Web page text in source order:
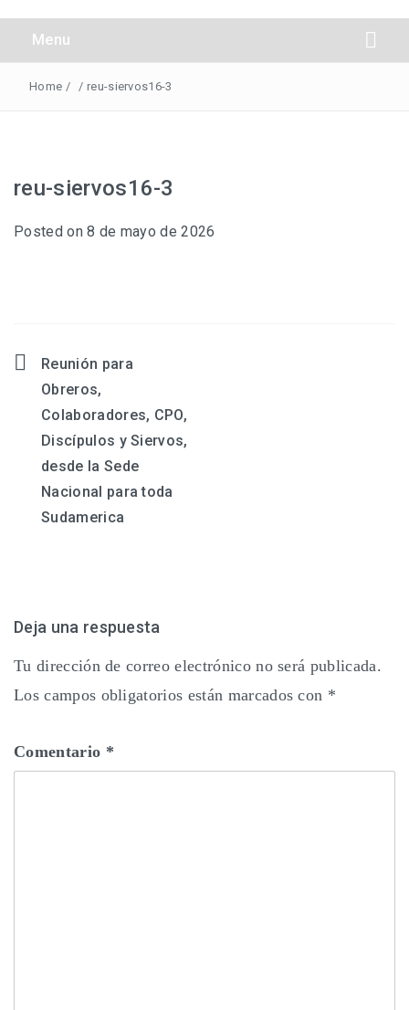
Obreros Universal
Menu
Home / / reu-siervos16-3
reu-siervos16-3
Posted on8 de mayo de 2026
Navegación
entradas
Reunión para
Obreros,
Colaboradores, CPO,
Discípulos y Siervos,
desde la Sede
Nacional para toda
Sudamerica
Deja una respuesta
Tu dirección de correo electrónico no será publicada.
Los campos obligatorios están marcados con *
Comentario *